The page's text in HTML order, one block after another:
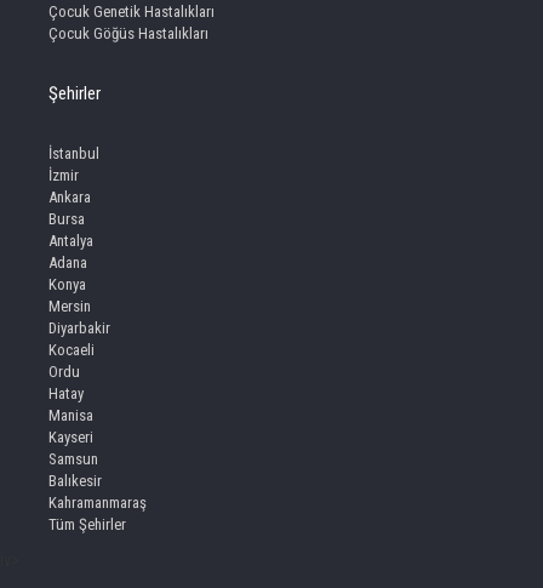
Çocuk Genetik Hastalıkları
Çocuk Göğüs Hastalıkları
Şehirler
İstanbul
İzmir
Ankara
Bursa
Antalya
Adana
Konya
Mersin
Diyarbakir
Kocaeli
Ordu
Hatay
Manisa
Kayseri
Samsun
Balıkesir
Kahramanmaraş
Tüm Şehirler